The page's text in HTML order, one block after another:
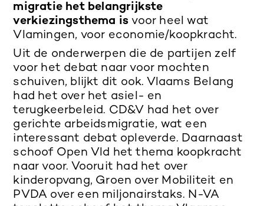
migratie het belangrijkste
verkiezingsthema is voor heel wat
Vlamingen, voor economie/koopkracht.
Uit de onderwerpen die de partijen zelf
voor het debat naar voor mochten
schuiven, blijkt dit ook. Vlaams Belang
had het over het asiel- en
terugkeerbeleid. CD&V had het over
gerichte arbeidsmigratie, wat een
interessant debat opleverde. Daarnaast
schoof Open Vld het thema koopkracht
naar voor. Vooruit had het over
kinderopvang, Groen over Mobiliteit en
PVDA over een miljonairstaks. N-VA